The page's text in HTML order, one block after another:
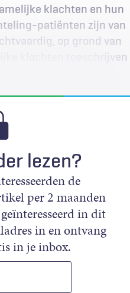
klachten en hun
patiënten zijn van
op grond van
klachten toeschrijven
lezen?
de
per 2 maanden
in dit
in en ontvang
in je inbox.